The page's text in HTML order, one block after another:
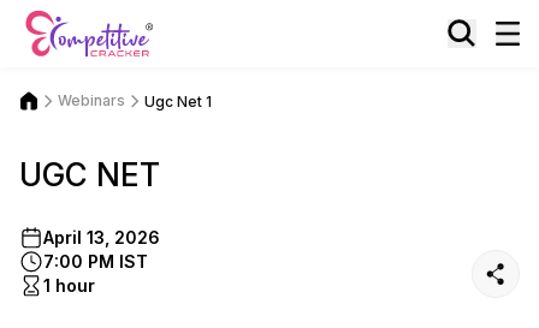
Webinars Ugc Net 1
UGC NET
April 13, 2026
7:00 PM IST
1 hour